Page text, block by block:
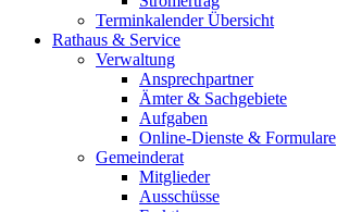
Terminkalender Übersicht
Rathaus & Service
Verwaltung
Ansprechpartner
Ämter & Sachgebiete
Aufgaben
Online-Dienste & Formulare
Gemeinderat
Mitglieder
Ausschüsse